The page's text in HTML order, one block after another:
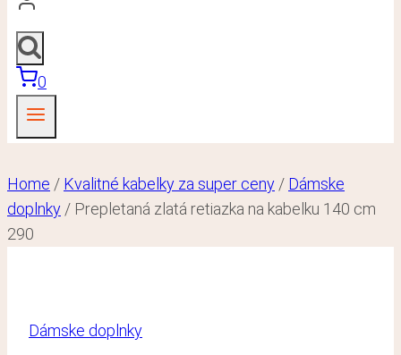
0
Home / Kvalitné kabelky za super ceny / Dámske
doplnky / Prepletaná zlatá retiazka na kabelku 140 cm
290
Dámske doplnky